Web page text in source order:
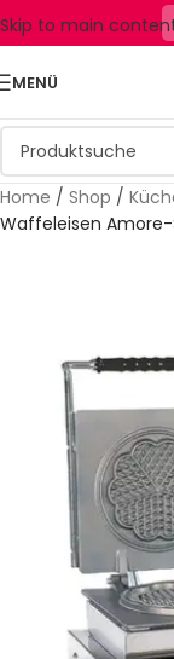
Skip to main
MENÜ
Home / Shop /
Waffeleisen Amore-